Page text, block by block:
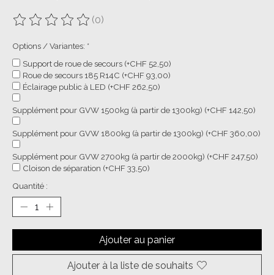
Ce produit est évalué à
(0)
Options / Variantes: *
Support de roue de secours (+CHF 52,50)
Roue de secours 185 R14C (+CHF 93,00)
Éclairage public à LED (+CHF 262,50)
Supplément pour GVW 1500kg (à partir de 1300kg) (+CHF 142,50)
Supplément pour GVW 1800kg (à partir de 1300kg) (+CHF 360,00)
Supplément pour GVW 2700kg (à partir de 2000kg) (+CHF 247,50)
Cloison de séparation (+CHF 33,50)
Quantité :
Ajouter au panier
Ajouter à la liste de souhaits